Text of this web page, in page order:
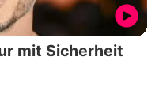
mit Sicherheit